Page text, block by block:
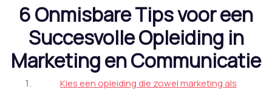
6 Onmisbare Tips voor een
Succesvolle Opleiding in
Marketing en Communicatie
Kies een opleiding die zowel marketing als